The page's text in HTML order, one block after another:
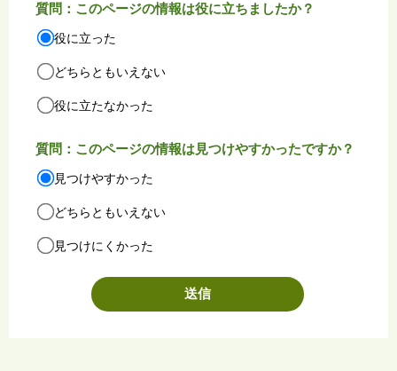
質問：このページの情報は役に立ちましたか？
役に立った
どちらともいえない
役に立たなかった
質問：このページの情報は見つけやすかったですか？
見つけやすかった
どちらともいえない
見つけにくかった